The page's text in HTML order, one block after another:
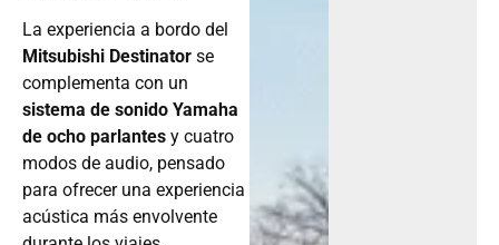
La experiencia a bordo del
Mitsubishi Destinator se
complementa con un
sistema de sonido Yamaha
de ocho parlantes y cuatro
modos de audio, pensado
para ofrecer una experiencia
acústica más envolvente